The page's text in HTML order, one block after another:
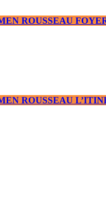
ROUSSEAU
ROUSSEAU